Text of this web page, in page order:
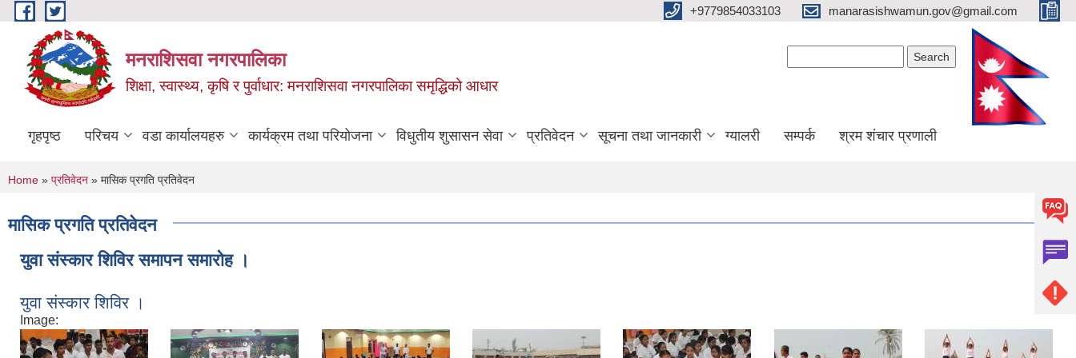
Skip to main content +9779854033103 manarasishwamun.gov@gmail.com
मनराशिसवा नगरपालिका
शिक्षा, स्वास्थ्य, कृषि र पुर्वाधार: मनराशिसवा नगरपालिका समृद्धिको आधार
गृहपृष्ठ परिचय वडा कार्यालयहरु कार्यक्रम तथा परियोजना विधुतीय शुसासन सेवा प्रतिवेदन सूचना तथा जानकारी ग्यालरी सम्पर्क श्रम शंचार प्रणाली
You are here
Home » प्रतिवेदन » मासिक प्रगति प्रतिवेदन
मासिक प्रगति प्रतिवेदन
युवा संस्कार शिविर समापन समारोह ।
युवा संस्कार शिविर ।
Image: